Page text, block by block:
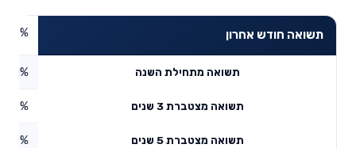
תשואה חודש אחרון
תשואה מתחילת השנה
תשואה מצטברת 3 שנים
תשואה מצטברת 5 שנים